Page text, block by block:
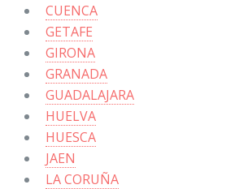
CUENCA
GETAFE
GIRONA
GRANADA
GUADALAJARA
HUELVA
HUESCA
JAEN
LA CORUÑA